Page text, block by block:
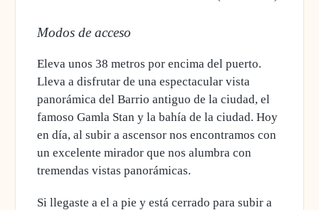
Modos de acceso
Eleva unos 38 metros por encima del puerto.
Lleva a disfrutar de una espectacular vista
panorámica del Barrio antiguo de la ciudad, el
famoso Gamla Stan y la bahía de la ciudad. Hoy
en día, al subir a ascensor nos encontramos con
un excelente mirador que nos alumbra con
tremendas vistas panorámicas.
Si llegaste a el a pie y está cerrado para subir a